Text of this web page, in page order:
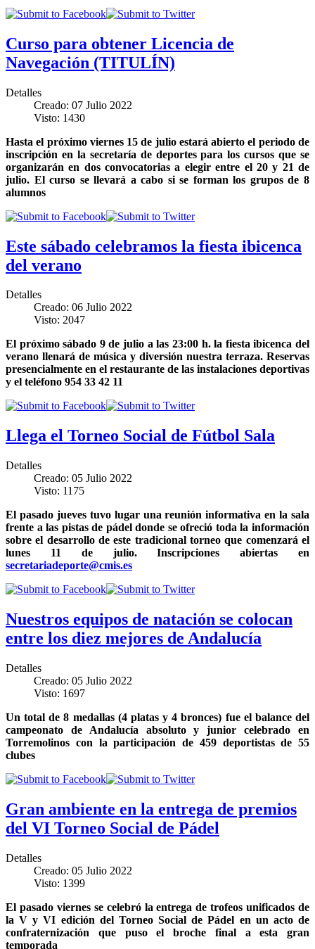
Curso para obtener Licencia de
Navegación (TITULÍN)
Detalles
Creado: 07 Julio 2022
Visto: 1430
Hasta el próximo viernes 15 de julio estará abierto el periodo de
inscripción en la secretaría de deportes para los cursos que se
organizarán en dos convocatorias a elegir entre el 20 y 21 de
julio. El curso se llevará a cabo si se forman los grupos de 8
alumnos
Este sábado celebramos la fiesta ibicenca
del verano
Detalles
Creado: 06 Julio 2022
Visto: 2047
El próximo sábado 9 de julio a las 23:00 h. la fiesta ibicenca del
verano llenará de música y diversión nuestra terraza. Reservas
presencialmente en el restaurante de las instalaciones deportivas
y el teléfono 954 33 42 11
Llega el Torneo Social de Fútbol Sala
Detalles
Creado: 05 Julio 2022
Visto: 1175
El pasado jueves tuvo lugar una reunión informativa en la sala
frente a las pistas de pádel donde se ofreció toda la información
sobre el desarrollo de este tradicional torneo que comenzará el
lunes 11 de julio. Inscripciones abiertas en
secretariadeporte@cmis.es
Nuestros equipos de natación se colocan
entre los diez mejores de Andalucía
Detalles
Creado: 05 Julio 2022
Visto: 1697
Un total de 8 medallas (4 platas y 4 bronces) fue el balance del
campeonato de Andalucía absoluto y junior celebrado en
Torremolinos con la participación de 459 deportistas de 55
clubes
Gran ambiente en la entrega de premios
del VI Torneo Social de Pádel
Detalles
Creado: 05 Julio 2022
Visto: 1399
El pasado viernes se celebró la entrega de trofeos unificados de
la V y VI edición del Torneo Social de Pádel en un acto de
confraternización que puso el broche final a esta gran
temporada